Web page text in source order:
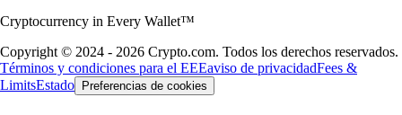
Cryptocurrency in Every Wallet™
Copyright © 2024 - 2026 Crypto.com. Todos los derechos reservados.
Términos y condiciones para el EEEaviso de privacidadFees &
LimitsEstado Preferencias de cookies